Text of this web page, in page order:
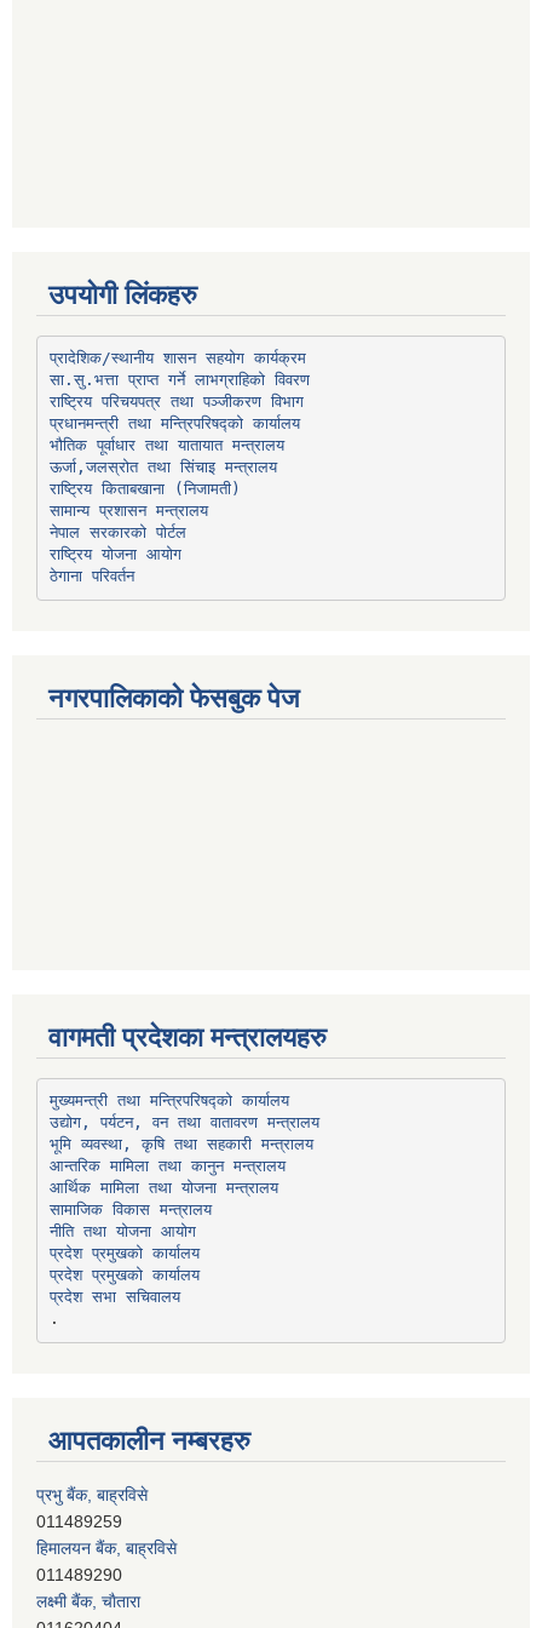
उपयोगी लिंकहरु
प्रादेशिक/स्थानीय शासन सहयोग कार्यक्रम
सा.सु.भत्ता प्राप्त गर्ने लाभग्राहिको विवरण
राष्ट्रिय परिचयपत्र तथा पञ्‍जीकरण विभाग
प्रधानमन्त्री तथा मन्त्रिपरिषद्को कार्यालय
भौतिक पूर्वाधार तथा यातायात मन्त्रालय
ऊर्जा,जलस्रोत तथा सिंचाइ मन्त्रालय
सामान्य प्रशासन मन्त्रालय
नेपाल सरकारको पोर्टल
राष्ट्रिय योजना आयोग
ठेगाना परिवर्तन
नगरपालिकाको फेसबुक पेज
वागमती प्रदेशका मन्त्रालयहरु
मुख्यमन्त्री तथा मन्त्रिपरिषद्को कार्यालय
उद्योग, पर्यटन, वन तथा वातावरण मन्त्रालय
भूमि व्यवस्था, कृषि तथा सहकारी मन्त्रालय
आन्तरिक मामिला तथा कानुन मन्त्रालय
आर्थिक मामिला तथा योजना मन्त्रालय
सामाजिक विकास मन्त्रालय
नीति तथा योजना आयोग
प्रदेश प्रमुखको कार्यालय
प्रदेश प्रमुखको कार्यालय
प्रदेश सभा सचिवालय
आपतकालीन नम्बरहरु
प्रभु बैंक, बाह्रविसे
हिमालयन बैंक, बाह्रविसे
011489290
लक्ष्मी बैंक, चाैतारा
011620404
मेगा बैंक, चाैतारा